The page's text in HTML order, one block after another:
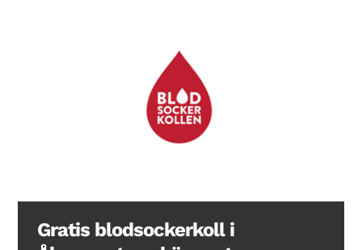
Gratis blodsockerkoll i